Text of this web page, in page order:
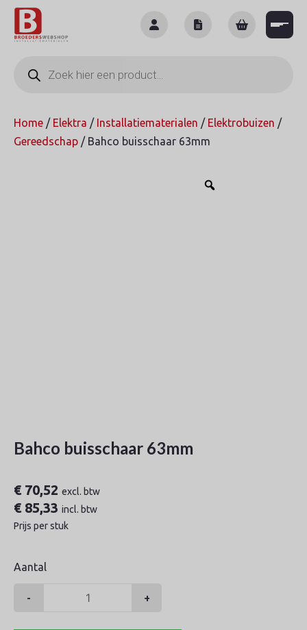
Skip
content
zoeken
Home / Elektra / Installatiematerialen / Elektrobuizen /
Gereedschap / Bahco buisschaar 63mm
Bahco buisschaar 63mm
€ 70,52 excl. btw
€ 85,33 incl. btw
Prijs per stuk
Aantal
- +